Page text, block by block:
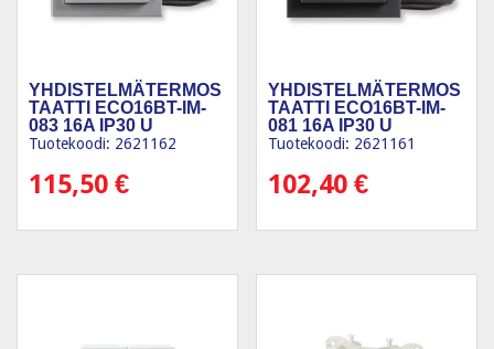
YHDISTELMÄTERMOS
TAATTI ECO16BT-IM-
083 16A IP30 U
Tuotekoodi: 2621162
115,50 €
YHDISTELMÄTERMOS
TAATTI ECO16BT-IM-
081 16A IP30 U
Tuotekoodi: 2621161
102,40€